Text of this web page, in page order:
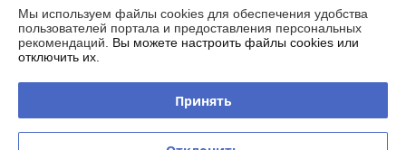
Мы используем файлы cookies для обеспечения удобства
пользователей портала и предоставления персональных
рекомендаций. Вы можете настроить файлы cookies или
отключить их.
Принять